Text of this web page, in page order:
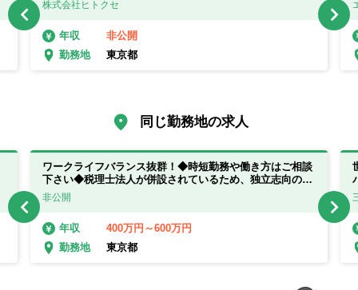
株式会社ヒトクセ
年収
非公開
勤務地
東京都
同じ勤務地の求人
ワークライフバランス抜群！◆時短勤務や働き方はご相談
下さい◆税理士法人が併設されているため、独立志向の方
にもおすすめです
非公開
年収
400万円～600万円
勤務地
東京都